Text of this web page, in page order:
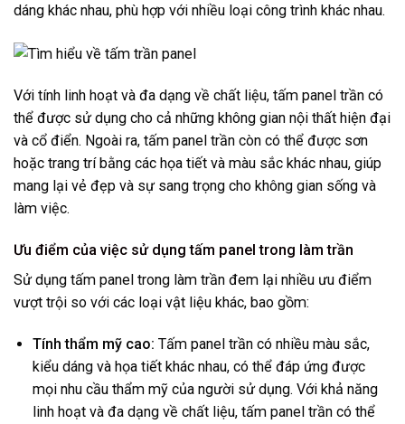
dáng khác nhau, phù hợp với nhiều loại công trình khác nhau.
Với tính linh hoạt và đa dạng về chất liệu, tấm panel trần có
thể được sử dụng cho cả những không gian nội thất hiện đại
và cổ điển. Ngoài ra, tấm panel trần còn có thể được sơn
hoặc trang trí bằng các họa tiết và màu sắc khác nhau, giúp
mang lại vẻ đẹp và sự sang trọng cho không gian sống và
làm việc.
Ưu điểm của việc sử dụng tấm panel trong làm trần
Sử dụng tấm panel trong làm trần đem lại nhiều ưu điểm
vượt trội so với các loại vật liệu khác, bao gồm:
Tính thẩm mỹ cao: Tấm panel trần có nhiều màu sắc,
kiểu dáng và họa tiết khác nhau, có thể đáp ứng được
mọi nhu cầu thẩm mỹ của người sử dụng. Với khả năng
linh hoạt và đa dạng về chất liệu, tấm panel trần có thể